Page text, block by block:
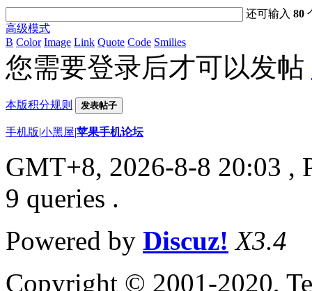
还可输入80
高级模式
B Color Image Link Quote Code Smilies
您需要登录后才可以发帖
本版积分规则 发表帖子
手机版|小黑屋|苹果手机论坛
GMT+8, 2026-8-8 20:03 ,
9 queries .
Powered by Discuz! X3.4
Copyright © 2001-2020,